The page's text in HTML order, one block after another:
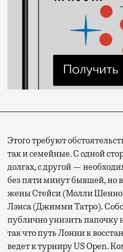
Этого требуют
так и семейные. С одной
долгах, с другой —
без пяти минут бывшей, но
жены Стейси (Молли
Лэнса (Джимми Татро).
публично унизить папочку
так что путь Лонни к
ведет к турниру US Open.